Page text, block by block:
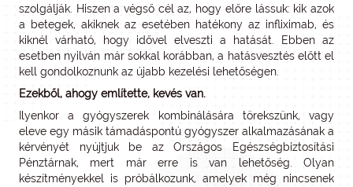
szolgálják. Hiszen a végső cél az, hogy előre lássuk: kik azok
a betegek, akiknek az esetében hatékony az infliximab, és
kiknél várható, hogy idővel elveszti a hatását. Ebben az
esetben nyilván már sokkal korábban, a hatásvesztés előtt el
kell gondolkoznunk az újabb kezelési lehetőségen.
Ezekből, ahogy említette, kevés van.
Ilyenkor a gyógyszerek kombinálására törekszünk, vagy
eleve egy másik támadáspontú gyógyszer alkalmazásának a
kérvényét nyújtjuk be az Országos Egészségbiztosítási
Pénztárnak, mert már erre is van lehetőség. Olyan
készítményekkel is próbálkozunk, amelyek még nincsenek